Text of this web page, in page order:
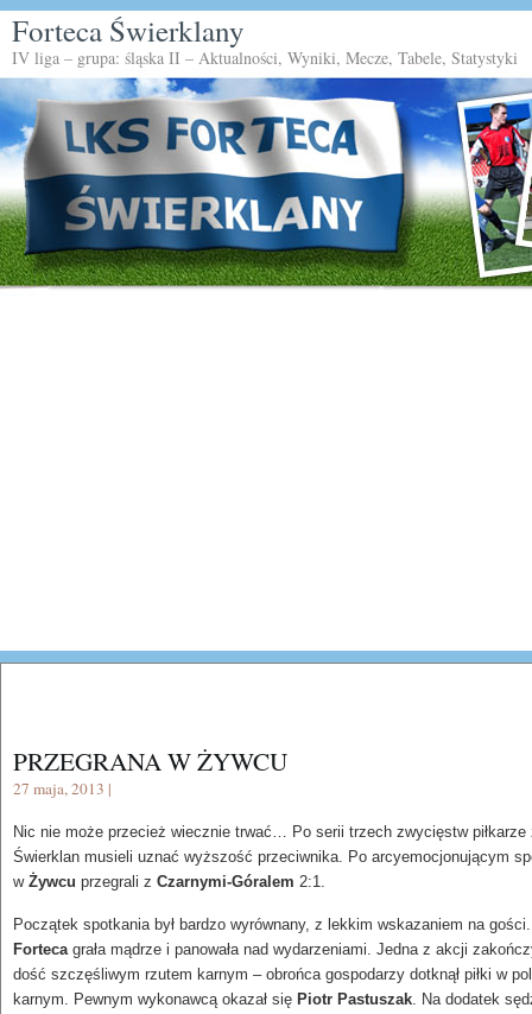
Forteca Świerklany
IV liga – grupa: śląska II – Aktualności, Wyniki, Mecze, Tabele, Statystyki
PRZEGRANA W ŻYWCU
27 maja, 2013 |
Nic nie może przecież wiecznie trwać… Po serii trzech zwycięstw piłkarze
Świerklan musieli uznać wyższość przeciwnika. Po arcyemocjonującym
w Żywcu przegrali z Czarnymi-Góralem 2:1.
Początek spotkania był bardzo wyrównany, z lekkim wskazaniem na gości.
Fortecagrała mądrze i panowała nad wydarzeniami. Jedna z akcji
dość szczęśliwym rzutem karnym – obrońca gospodarzy dotknął piłki w
karnym. Pewnym wykonawcą okazał się Piotr Pastuszak. Na dodatek